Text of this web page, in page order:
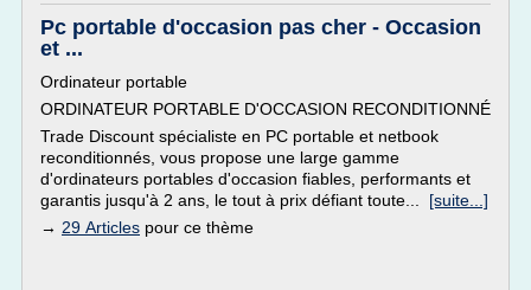
Pc portable d'occasion pas cher - Occasion
et ...
Ordinateur portable
ORDINATEUR PORTABLE D'OCCASION RECONDITIONNÉ
Trade Discount spécialiste en PC portable et netbook
reconditionnés, vous propose une large gamme
d'ordinateurs portables d'occasion fiables, performants et
garantis jusqu'à 2 ans, le tout à prix défiant toute... [suite...]
→ 29 Articles pour ce thème